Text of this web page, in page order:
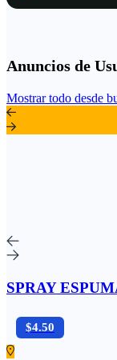
Anuncios de
Mostrar todo desde
SPRAY
$4.50